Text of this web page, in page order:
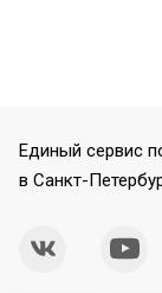
Единый сервис
в Санкт-